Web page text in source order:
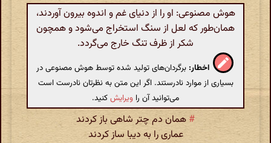
هوش مصنوعی: او را از دنیای غم و اندوه بیرون آوردند،
همان‌طور که لعل از سنگ استخراج می‌شود و همچون
شکر از ظرف تنگ خارج می‌گردد.
اخطار: برگردان‌های تولید شده توسط هوش مصنوعی در
بسیاری از موارد نادرستند. اگر این متن به نظرتان نادرست است
می‌توانید آن را ویرایشکنید.
# همان دم چتر شاهی باز کردند
عماری را به دیبا ساز کردند